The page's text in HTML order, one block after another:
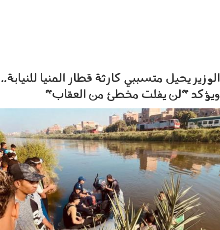
الوزير يحيل متسببي كارثة قطار المنيا للنيابة..
ويؤكد "لن يفلت مخطئ من العقاب"
1310_005.jpeg